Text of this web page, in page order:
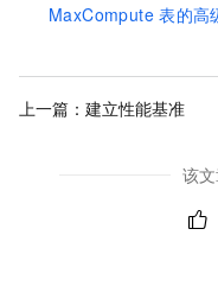
MaxCompute 表的高
上一篇： 建立性能基准
该